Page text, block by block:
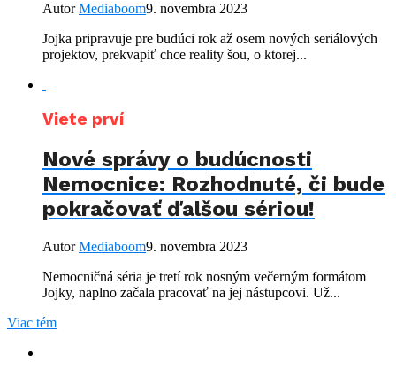
AutorMediaboom9. novembra 2023
Jojka pripravuje pre budúci rok až osem nových seriálových
projektov, prekvapiť chce reality šou, o ktorej...
Viete prví
Nové správy o budúcnosti
Nemocnice: Rozhodnuté, či bude
pokračovať ďalšou sériou!
AutorMediaboom9. novembra 2023
Nemocničná séria je tretí rok nosným večerným formátom
Jojky, naplno začala pracovať na jej nástupcovi. Už...
Viac tém